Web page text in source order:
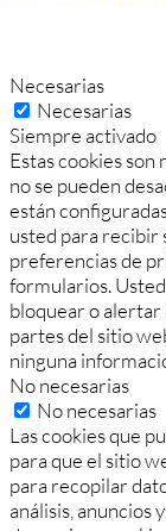
Necesarias
Necesarias
Siempre activado
Estas cookies
no se pueden
están
usted para recibir
preferencias de
formularios.
bloquear o alertar
partes del sitio
ninguna
No necesarias
No necesarias
Las cookies que
para que el sitio
para recopilar
análisis, anuncios